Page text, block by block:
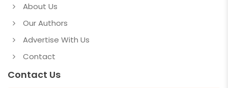
About Us
Our Authors
Advertise With Us
Contact
Contact Us